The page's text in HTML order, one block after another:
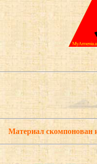
Материал скомпонован